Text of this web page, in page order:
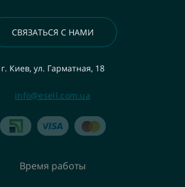
СВЯЗАТЬСЯ С НАМИ
г. Киев, ул. Гарматная, 18
info@esell.com.ua
Время работы